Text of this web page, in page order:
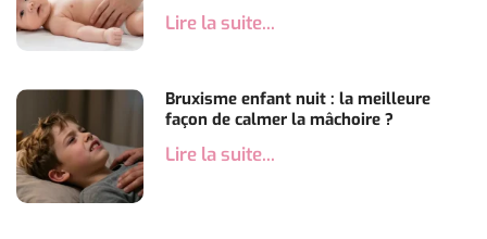
Lire la suite...
Bruxisme enfant nuit : la meilleure
façon de calmer la mâchoire ?
Lire la suite...